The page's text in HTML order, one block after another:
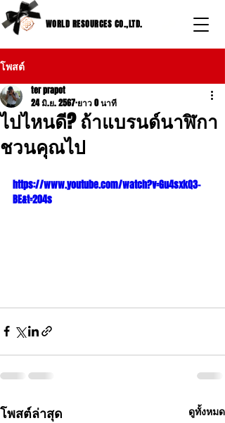
WORLD RESOURCES CO.,LTD.
โพสต์
ไปไหนดี? ถ้าแบรนด์นาฬิกา
ชวนคุณไป
ter prapot
24 มิ.ย. 2567 ยาว 0 นาที
https://www.youtube.com/watch?v=Gu4sxkQ3-
BE&t=204s
โพสต์ล่าสุด ดูทั้งหมด